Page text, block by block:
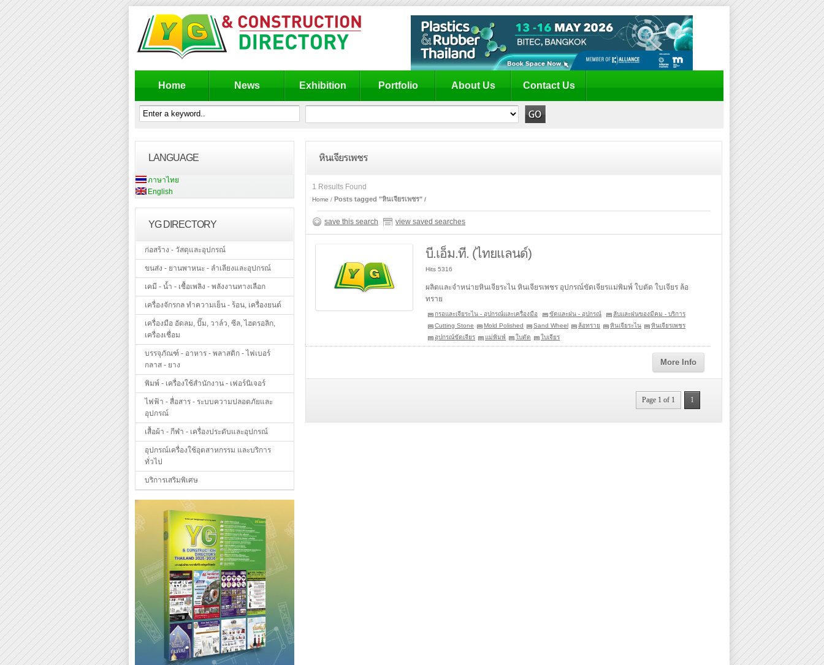
Home News Exhibition Portfolio About Us Contact Us
LANGUAGE
ภาษาไทย
English
YG DIRECTORY
ก่อสร้าง - วัสดุและอุปกรณ์
ขนส่ง - ยานพาหนะ - ลำเลียงและอุปกรณ์
เคมี - น้ำ - เชื้อเพลิง - พลังงานทางเลือก
เครื่องจักรกล ทำความเย็น - ร้อน, เครื่องยนต์
เครื่องมือ อัดลม, ปั๊ม, วาล์ว, ซีล, ไฮดรอลิก,
เครื่องเชื่อม
บรรจุภัณฑ์ - อาหาร - พลาสติก - ไฟเบอร์
กลาส - ยาง
พิมพ์ - เครื่องใช้สำนักงาน - เฟอร์นิเจอร์
ไฟฟ้า - สื่อสาร - ระบบความปลอดภัยและ
อุปกรณ์
เสื้อผ้า - กีฬา - เครื่องประดับและอุปกรณ์
อุปกรณ์เครื่องใช้อุตสาหกรรม และบริการ
ทั่วไป
บริการเสริมพิเศษ
หินเจียรเพชร
1 Results Found
Home Posts tagged "หินเจียรเพชร"
save this search view saved searches
บี.เอ็ม.ที. (ไทยแลนด์)
Hits 5316
ผลิตและจำหน่ายหินเจียระไน หินเจียรเพชร อุปกรณ์ขัดเจียรแม่พิมพ์ ใบตัด ใบเจียร ล้อ
ทราย
กรอและเจียระไน - อุปกรณ์และเครื่องมือ ขัดและฝน - อุปกรณ์
ลับและฝนของมีคม - บริการ
Cutting Stone
Mold Polished Sand Wheel ล้อทราย หินเจียระไน
หินเจียรเพชร
อุปกรณ์ขัดเจียร
แม่พิมพ์ ใบตัด ใบเจียร
More Info
Page 1 of 1 1